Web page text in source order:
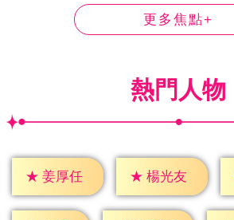
更多焦點+
熱門人物
★ 姜厚任 ★ 楊光友